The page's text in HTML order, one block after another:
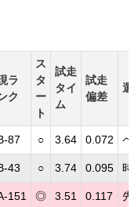
ラ
ク
ス
タ
ー
ト
試走
タイ
ム
試走
偏差
選
87 ○ 3.64 0.072 ペ
43 ○ 3.74 0.095 時
151 ◎ 3.51 0.117 先